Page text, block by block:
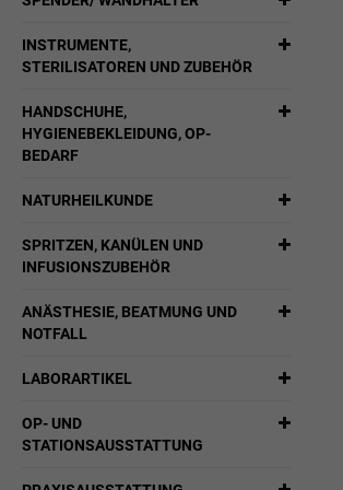
INSTRUMENTE,
STERILISATOREN UND ZUBEHÖR
HANDSCHUHE,
HYGIENEBEKLEIDUNG, OP-
BEDARF
NATURHEILKUNDE
SPRITZEN, KANÜLEN UND
INFUSIONSZUBEHÖR
ANÄSTHESIE, BEATMUNG UND
NOTFALL
LABORARTIKEL
OP- UND
STATIONSAUSSTATTUNG